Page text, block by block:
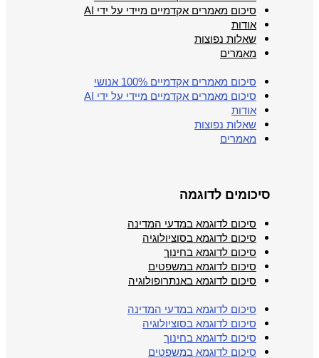
סיכום מאמרים אקדמיים מיידי על ידי AI
אודות
שאלות נפוצות
מאמרים
סיכום מאמרים אקדמיים 100% אנושי
סיכום מאמרים אקדמיים מיידי על ידי AI
אודות
שאלות נפוצות
מאמרים
סיכומים לדוגמה
סיכום לדוגמא במדעי המדינה
סיכום לדוגמא בסוציולוגיה
סיכום לדוגמא בחינוך
סיכום לדוגמא במשפטים
סיכום לדוגמא באנתרופולוגיה
סיכום לדוגמא במדעי המדינה
סיכום לדוגמא בסוציולוגיה
סיכום לדוגמא בחינוך
סיכום לדוגמא במשפטים